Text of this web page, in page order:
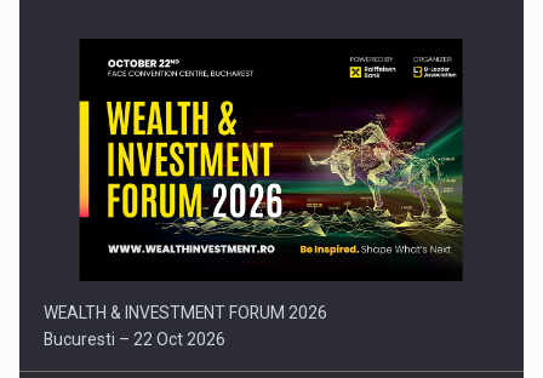
Comunicat de presa: Joburile part-time reincep sa intre pe…
WEALTH & INVESTMENT FORUM 2026
Bucuresti – 22 Oct 2026